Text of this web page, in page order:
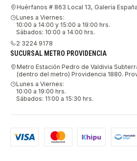
Huérfanos # 863 Local 13, Galería
Lunes a Viernes:
10:00 a 14:00 y 15:00 a 19:00 hrs.
Sábados: 10:00 a 14:00 hrs.
2 3224 9178
SUCURSAL METRO PROVIDENCIA
Metro Estación Pedro de Valdivia
(dentro del metro) Providencia 1880.
Lunes a Viernes:
10:00 a 19:00 hrs.
Sábados: 11:00 a 15:30 hrs.